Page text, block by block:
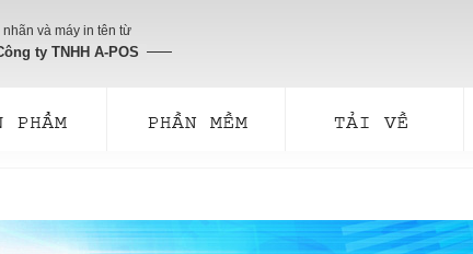
nhãn và máy in tên từ
ty TNHH A-POS